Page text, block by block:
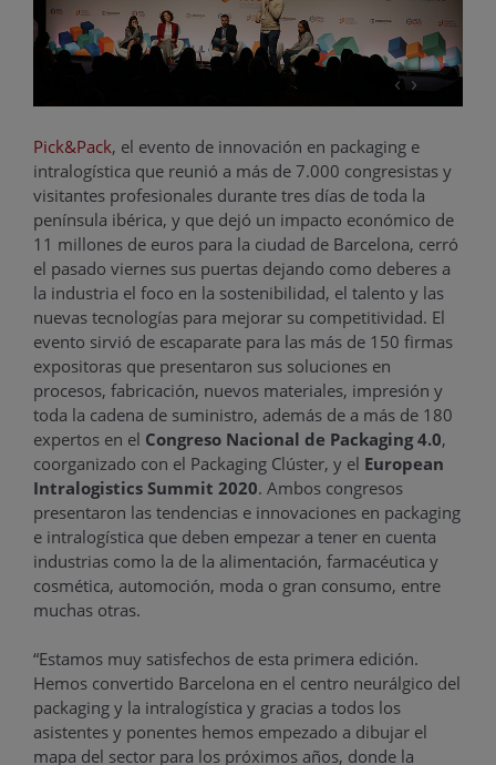
‹ ›
Pick&Pack, el evento de innovación en packaging e
intralogística que reunió a más de 7.000 congresistas y
visitantes profesionales durante tres días de toda la
península ibérica, y que dejó un impacto económico de
11 millones de euros para la ciudad de Barcelona, cerró
el pasado viernes sus puertas dejando como deberes a
la industria el foco en la sostenibilidad, el talento y las
nuevas tecnologías para mejorar su competitividad. El
evento sirvió de escaparate para las más de 150 firmas
expositoras que presentaron sus soluciones en
procesos, fabricación, nuevos materiales, impresión y
toda la cadena de suministro, además de a más de 180
expertos en el Congreso Nacional de Packaging 4.0,
coorganizado con el Packaging Clúster, y el European
Intralogistics Summit 2020. Ambos congresos
presentaron las tendencias e innovaciones en packaging
e intralogística que deben empezar a tener en cuenta
industrias como la de la alimentación, farmacéutica y
cosmética, automoción, moda o gran consumo, entre
muchas otras.
“Estamos muy satisfechos de esta primera edición.
Hemos convertido Barcelona en el centro neurálgico del
packaging y la intralogística y gracias a todos los
asistentes y ponentes hemos empezado a dibujar el
mapa del sector para los próximos años, donde la